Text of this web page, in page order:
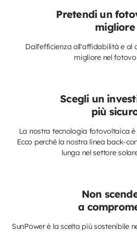
Pretendi un
migliore
Dall'efficienza all'affidabilità e al
migliore nel
Scegli un
più
La nostra tecnologia fotovoltaica
Ecco perché la nostra linea back-
lunga nel settore
Non
a
SunPower è la scelta più sostenibile